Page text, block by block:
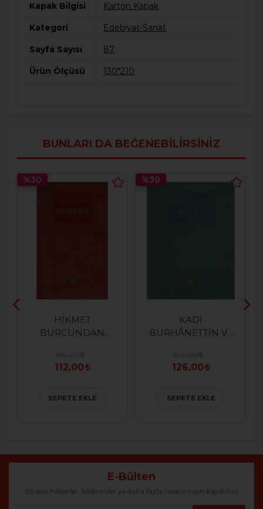
Kapak Bilgisi Karton Kapak
Kategori Edebiyat-Sanat
Sayfa Sayısı 87
Ürün Ölçüsü 130*210
BUNLARI DA BEĞENEBILIRSINIZ
HİKMET
BURCUNDAN
112,00
%30
SEPETE EKLE
KADI
BURHÂNETTİN VE
126,00
%30
SEPETE EKLE
E-Bülten
En son haberler, bildirimler ve daha fazla tasarım için kaydolun